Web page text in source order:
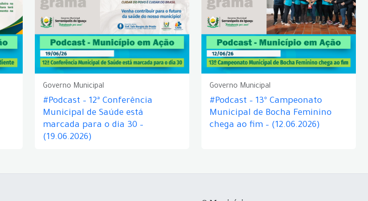
Governo Municipal
#Podcast – 12ª Conferência
Municipal de Saúde está
marcada para o dia 30 –
(19.06.2026)
Governo Municipal
#Podcast – 13º Campeonato
Municipal de Bocha Feminino
chega ao fim – (12.06.2026)